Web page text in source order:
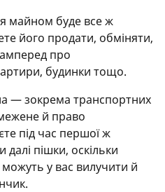
майном буде все ж
його продати, обміняти,
про
будинки тощо.
— зокрема транспортних
й право
під час першої ж
далі пішки, оскільки
у вас вилучити й